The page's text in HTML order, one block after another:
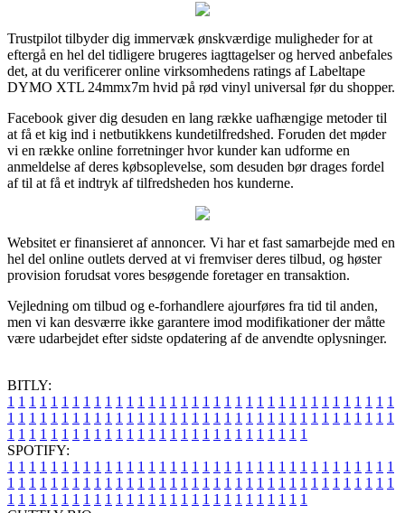
Trustpilot tilbyder dig immervæk ønskværdige muligheder for at
eftergå en hel del tidligere brugeres iagttagelser og herved anbefales
det, at du verificerer online virksomhedens ratings af Labeltape
DYMO XTL 24mmx7m hvid på rød vinyl universal før du shopper.
Facebook giver dig desuden en lang række uafhængige metoder til
at få et kig ind i netbutikkens kundetilfredshed. Foruden det møder
vi en række online forretninger hvor kunder kan udforme en
anmeldelse af deres købsoplevelse, som desuden bør drages fordel
af til at få et indtryk af tilfredsheden hos kunderne.
Websitet er finansieret af annoncer. Vi har et fast samarbejde med en
hel del online outlets derved at vi fremviser deres tilbud, og høster
provision forudsat vores besøgende foretager en transaktion.
Vejledning om tilbud og e-forhandlere ajourføres fra tid til anden,
men vi kan desværre ikke garantere imod modifikationer der måtte
være udarbejdet efter sidste opdatering af de anvendte oplysninger.
BITLY:
1 1 1 1 1 1 1 1 1 1 1 1 1 1 1 1 1 1 1 1 1 1 1 1 1 1 1 1 1 1 1 1 1 1 1 1
1 1 1 1 1 1 1 1 1 1 1 1 1 1 1 1 1 1 1 1 1 1 1 1 1 1 1 1 1 1 1 1 1 1 1 1
1 1 1 1 1 1 1 1 1 1 1 1 1 1 1 1 1 1 1 1 1 1 1 1 1 1 1 1
SPOTIFY:
1 1 1 1 1 1 1 1 1 1 1 1 1 1 1 1 1 1 1 1 1 1 1 1 1 1 1 1 1 1 1 1 1 1 1 1
1 1 1 1 1 1 1 1 1 1 1 1 1 1 1 1 1 1 1 1 1 1 1 1 1 1 1 1 1 1 1 1 1 1 1 1
1 1 1 1 1 1 1 1 1 1 1 1 1 1 1 1 1 1 1 1 1 1 1 1 1 1 1 1